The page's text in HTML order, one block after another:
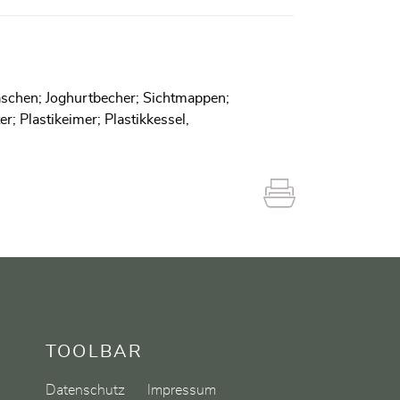
Joghurtbecher; Sichtmappen;
Plastikeimer; Plastikkessel,
TOOLBAR
Datenschutz Impressum